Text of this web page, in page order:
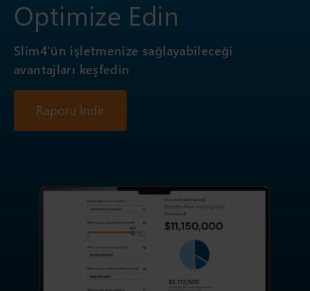
Optimize Edin
Slim4'ün işletmenize sağlayabileceği
avantajları keşfedin
Raporu İndir